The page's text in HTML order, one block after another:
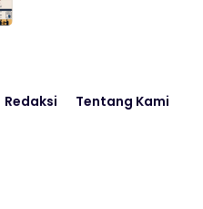
Redaksi Tentang Kami